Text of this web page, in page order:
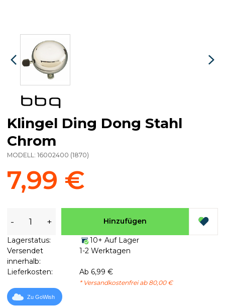
Klingel Ding Dong Stahl
Chrom
MODELL: 16002400 (1870)
7,99 €
- + Hinzufügen
Lagerstatus:
10+ Auf Lager
Versendet
innerhalb:
1-2 Werktagen
Lieferkosten: Ab 6,99 €
* Versandkostenfrei ab 80,00 €
Zu GoWish